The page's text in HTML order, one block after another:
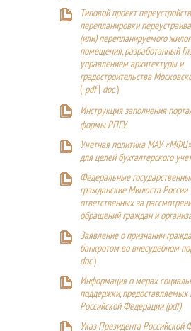
Типовой проект
перепланировки
(или) перепланируемого
помещения, разработанный
управлением архитектуры и
градостроительства
(pdf| doc)
Инструкция заполнения
формы РПГУ
Учетная политика МАУ
для целей бухгалтерского
Федеральные
гражданские Минюста России
ответственных за
обращений граждан и
Заявление о признании
банкротом во внесудебном
doc)
Информация о мерах
поддержки,
Российской Федерации (pdf)
Указ Президента Российской